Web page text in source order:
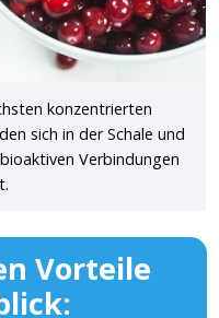
konzentrierten
sich in der Schale und
Verbindungen
Vorteile